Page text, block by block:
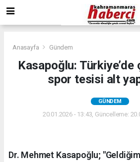
Anasayfa Gündem
Kasapoğlu:
spor tesisi alt
GÜNDEM
20.01.2026 - 13:43, Güncelleme:
Dr. Mehmet Kasapoğlu;